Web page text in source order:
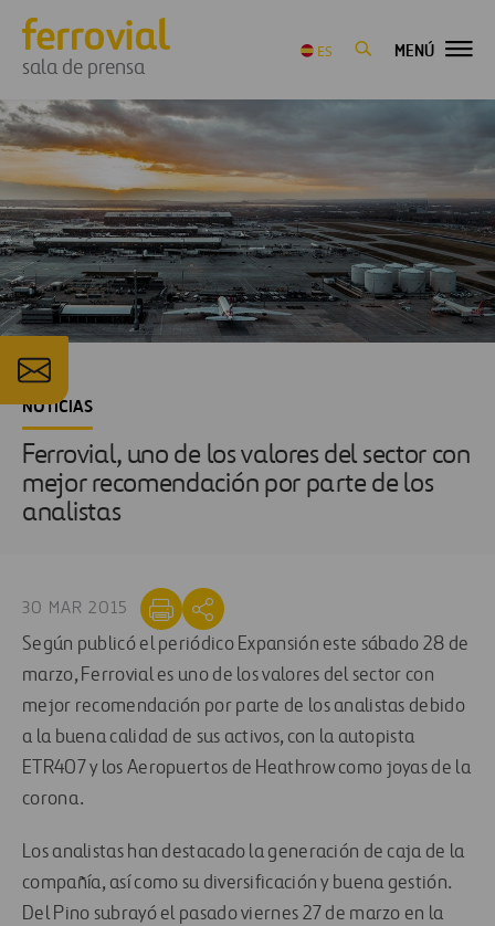
sala de prensa
ES MENÚ
NOTICIAS
Ferrovial, uno de los valores del sector con
mejor recomendación por parte de los
analistas
30 MAR 2015
Según publicó el periódico Expansión este sábado 28 de
marzo, Ferrovial es uno de los valores del sector con
mejor recomendación por parte de los analistas debido
a la buena calidad de sus activos, con la autopista
ETR407 y los Aeropuertos de Heathrow como joyas de la
corona.
Los analistas han destacado la generación de caja de la
compañía, así como su diversificación y buena gestión.
Del Pino subrayó el pasado viernes 27 de marzo en la